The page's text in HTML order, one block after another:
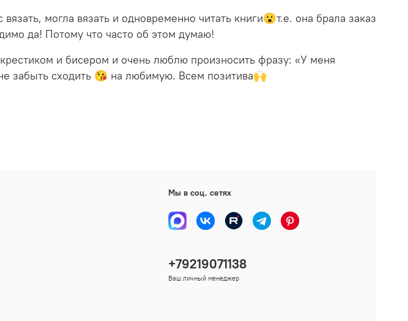
могла вязать и одновременно читать книги😮т.е. она брала заказ
да! Потому что часто об этом думаю!
и бисером и очень люблю произносить фразу: «У меня
забыть сходить 😘 на любимую. Всем позитива🙌
Мы в соц. сетях
+79219071138
Ваш личный менеджер